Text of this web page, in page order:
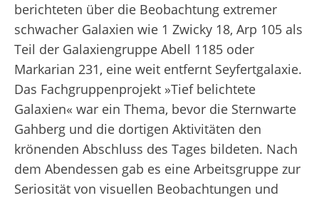
berichteten über die Beobachtung extremer
schwacher Galaxien wie 1 Zwicky 18, Arp 105 als
Teil der Galaxiengruppe Abell 1185 oder
Markarian 231, eine weit entfernt Seyfertgalaxie.
Das Fachgruppenprojekt »Tief belichtete
Galaxien« war ein Thema, bevor die Sternwarte
Gahberg und die dortigen Aktivitäten den
krönenden Abschluss des Tages bildeten. Nach
dem Abendessen gab es eine Arbeitsgruppe zur
Seriosität von visuellen Beobachtungen und